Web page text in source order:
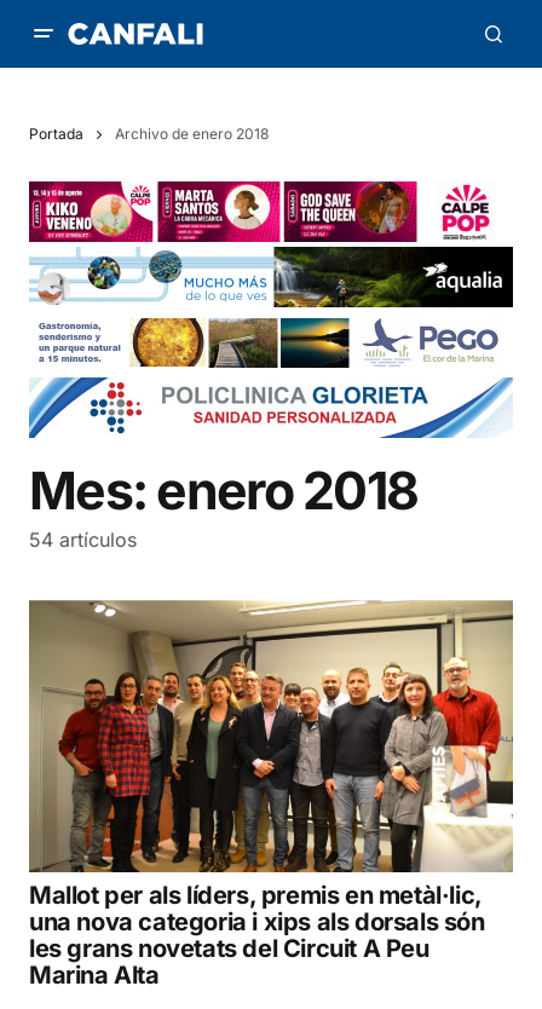
Portada Archivo de enero 2018
Mes:enero 2018
54 artículos
Mallot per als líders, premis en metàl·lic,
una nova categoria i xips als dorsals són
les grans novetats del Circuit A Peu
Marina Alta